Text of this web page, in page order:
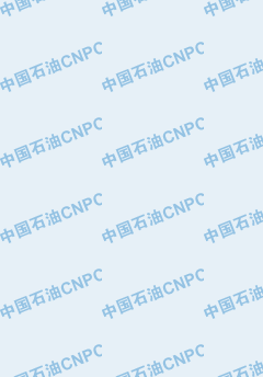
·吉林石油集团有限责任公司机械厂
·大港油田集团中成机械制造有限公司
·承德司达石油装备开发公司
·大港油田集团中成机械制造有限公司
·四川明星电缆有限公司
·中国石油大庆石油化工总厂
·中国石油化工股份有限公司催化剂长
·北京长空工业有限公司
·托肯恒山科技（广州）有限公司
·北京德泰联华科技发展有限公司
·陕西爱瑞德控制工程有限公司